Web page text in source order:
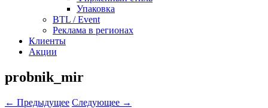
Упаковка
BTL / Event
Реклама в регионах
Клиенты
Акции
probnik_mir
← Предыдущее Следующее →